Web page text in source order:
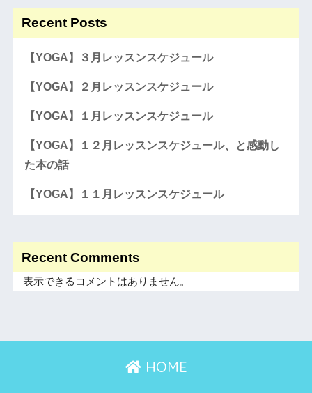
Recent Posts
【YOGA】３月レッスンスケジュール
【YOGA】２月レッスンスケジュール
【YOGA】１月レッスンスケジュール
【YOGA】１２月レッスンスケジュール、と感動し
た本の話
【YOGA】１１月レッスンスケジュール
Recent Comments
表示できるコメントはありません。
HOME